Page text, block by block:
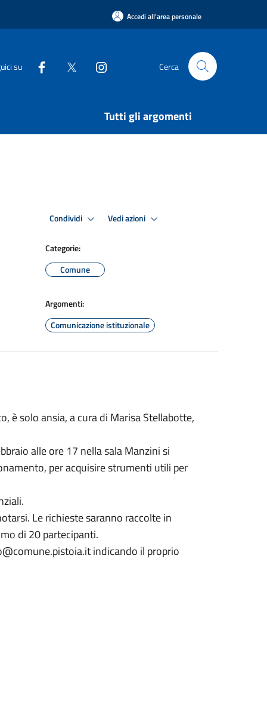
Accedi all'area personale
su Cerca
Tutti gli argomenti
Condividi Vedi azioni
Categorie:
Comune
Argomenti:
Comunicazione istituzionale
è solo ansia, a cura di Marisa Stellabotte,
alle ore 17 nella sala Manzini si
per acquisire strumenti utili per
Le richieste saranno raccolte in
di 20 partecipanti.
indicando il proprio